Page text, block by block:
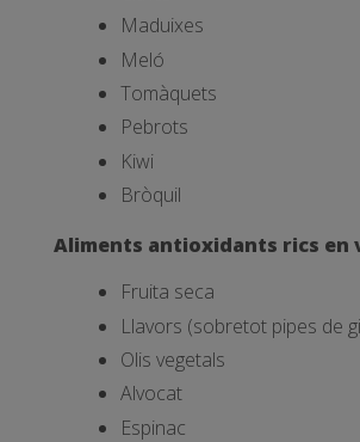
Maduixes
Meló
Tomàquets
Pebrots
Kiwi
Bròquil
Aliments antioxidants rics en
Fruita seca
Llavors (sobretot pipes de
Olis vegetals
Alvocat
Espinac